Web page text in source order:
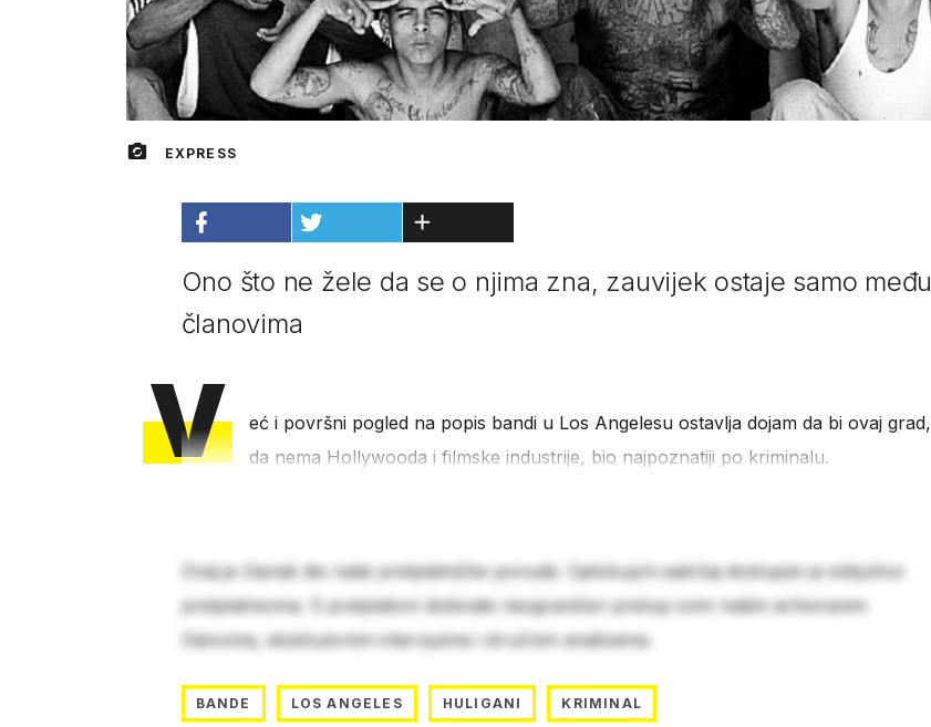
EXPRESS
Ono što ne žele da se o njima zna, zauvijek ostaje samo među
članovima
V
eć i površni pogled na popis bandi u Los Angelesu ostavlja dojam da bi ovaj grad,
da nema Hollywooda i filmske industrije, bio najpoznatiji po kriminalu.
Ovaj je članak dio naše pretplatničke ponude. Cjelokupni sadržaj dostupan je isključivo
pretplatnicima. S pretplatom dobivate neograničen pristup svim našim arhiviranim
člancima, ekskluzivnim intervjuima i stručnim analizama.
BANDE LOS ANGELES HULIGANI KRIMINAL